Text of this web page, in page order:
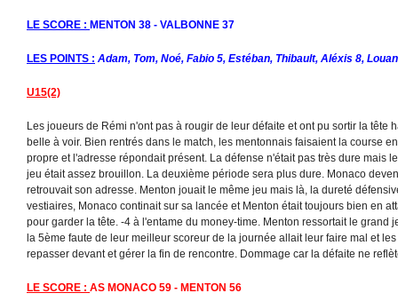
LE SCORE : MENTON 38 - VALBONNE 37
LES POINTS : Adam, Tom, Noé, Fabio 5, Estéban, Thibault, Aléxis 8,
U15(2)
Les joueurs de Rémi n'ont pas à rougir de leur défaite et ont pu sortir la tête
belle à voir. Bien rentrés dans le match, les mentonnais faisaient la course
propre et l'adresse répondait présent. La défense n'était pas très dure mais
jeu était assez brouillon. La deuxième période sera plus dure. Monaco
retrouvait son adresse. Menton jouait le même jeu mais là, la dureté
vestiaires, Monaco continait sur sa lancée et Menton était toujours bien en
pour garder la tête. -4 à l'entame du money-time. Menton ressortait le grand
la 5ème faute de leur meilleur scoreur de la journée allait leur faire mal et
repasser devant et gérer la fin de rencontre. Dommage car la défaite ne
LE SCORE : AS MONACO 59 - MENTON 56